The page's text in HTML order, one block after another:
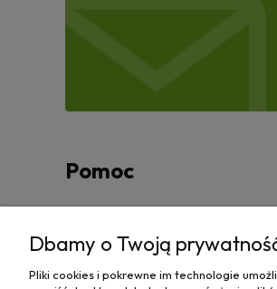
Pomoc
Regulamin
Dbamy o Twoją
Pliki cookies i pokrewne im technologie